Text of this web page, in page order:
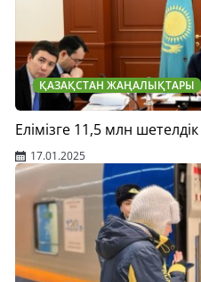
ҚАЗАҚСТАН ЖАҢАЛЫҚТАРЫ
Елімізге 11,5 млн шетелдік
17.01.2025